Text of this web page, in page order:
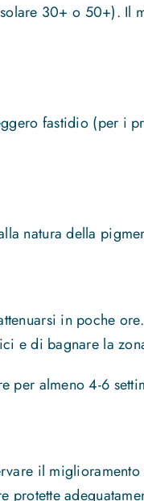
30+ o 50+). Il
fastidio (per i
natura della
in poche
e di bagnare la
per almeno 4-6
il
protette